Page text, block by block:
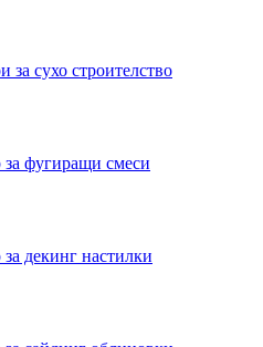
за сухо строителство
за фугиращи смеси
декинг настилки